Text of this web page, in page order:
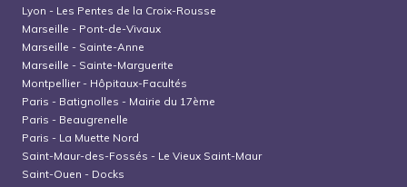
Lyon - Les Pentes de la Croix-Rousse
Marseille - Pont-de-Vivaux
Marseille - Sainte-Anne
Marseille - Sainte-Marguerite
Montpellier- Hôpitaux-Facultés
Paris - Batignolles - Mairie du 17ème
Paris - Beaugrenelle
Paris - La Muette Nord
Saint-Maur-des-Fossés - Le Vieux Saint-Maur
Saint-Ouen - Docks